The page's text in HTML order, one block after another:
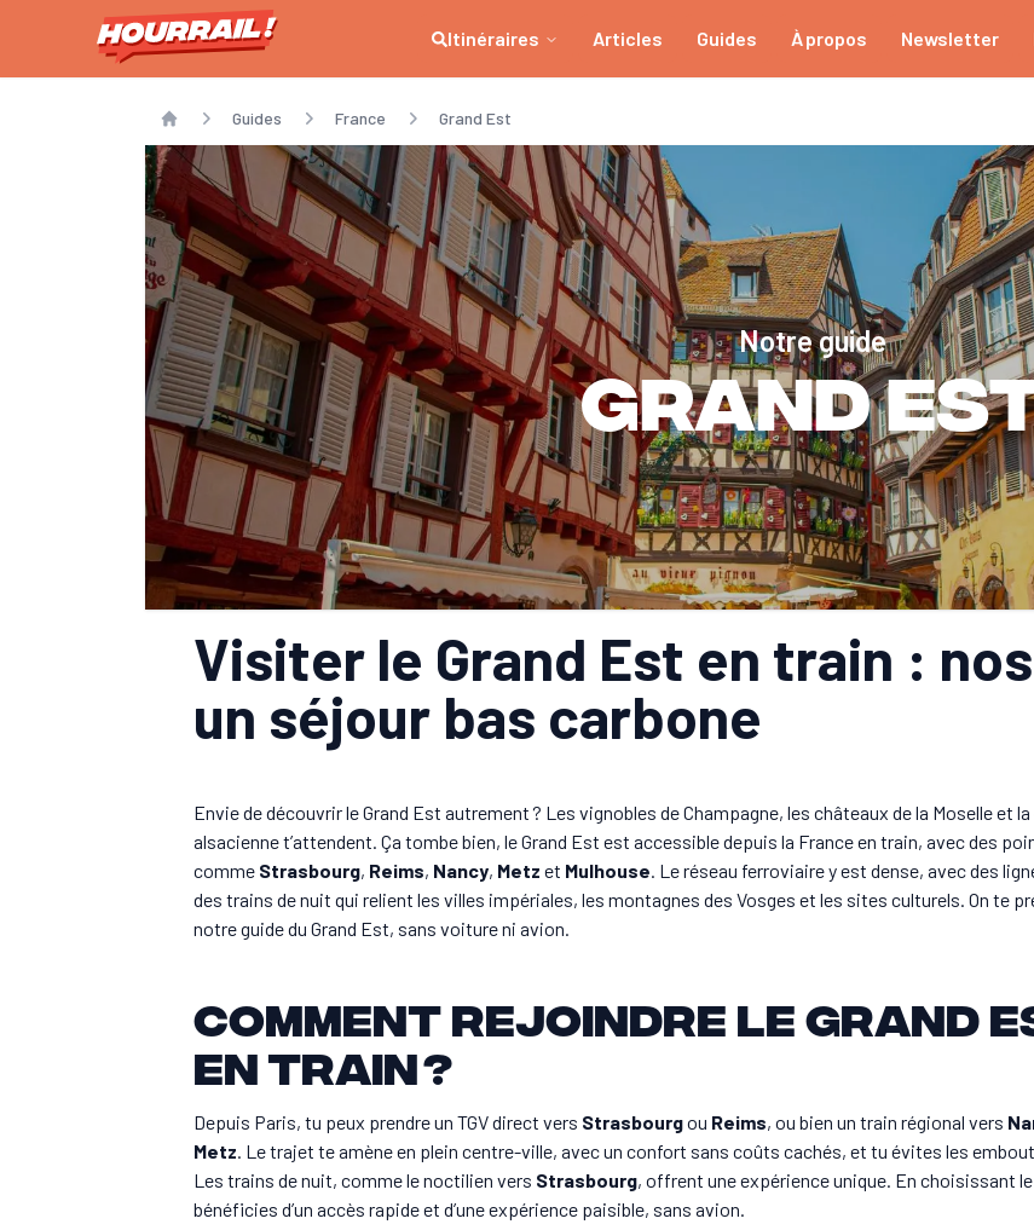
Itinéraires Articles Guides À propos Newsletter
Home
Guides France Grand Est
Notre guide
Grand
Visiter le Grand Est en train :
un séjour bas carbone
Envie de découvrir le Grand Est autrement ? Les vignobles de Champagne, les châteaux de la Moselle et
alsacienne t’attendent. Ça tombe bien, le Grand Est est accessible depuis la France en train, avec des
comme Strasbourg, Reims, Nancy, Metz et Mulhouse. Le réseau ferroviaire y est dense, avec des
des trains de nuit qui relient les villes impériales, les montagnes des Vosges et les sites culturels. On te
notre guide du Grand Est, sans voiture ni avion.
Comment rejoindre le Grand
en train ?
Depuis Paris, tu peux prendre un TGV direct vers Strasbourgou Reims, ou bien un train régional vers
Metz. Le trajet te amène en plein centre-ville, avec un confort sans coûts cachés, et tu évites les
Les trains de nuit, comme le noctilien vers Strasbourg, offrent une expérience unique. En choisissant
bénéficies d’un accès rapide et d’une expérience paisible, sans avion.